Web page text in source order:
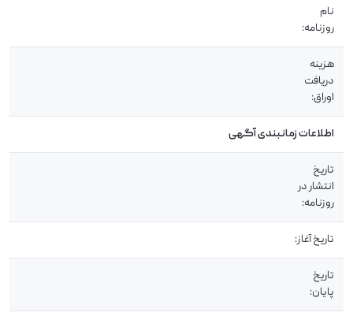
نام
روزنامه:
هزینه
دریافت
اوراق:
اطلاعات زمانبندی آگهی
تاریخ
انتشار در
روزنامه:
تاریخ آغاز:
تاریخ
پایان: